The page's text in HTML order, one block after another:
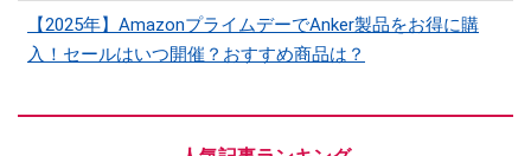
【2025年】AmazonプライムデーでAnker製品をお得に購
入！セールはいつ開催？おすすめ商品は？